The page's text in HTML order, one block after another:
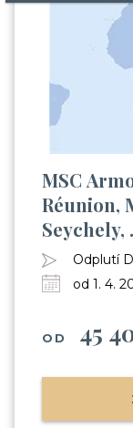
MSC
Réunion,
Seychely,
Odplutí
od 1. 4.
OD 45